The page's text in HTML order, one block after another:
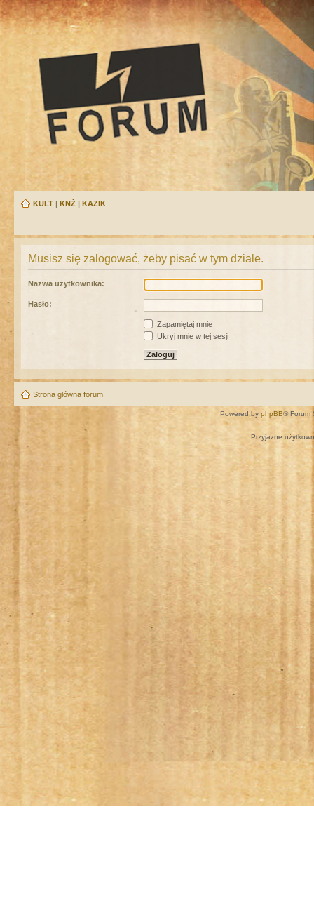
KULT | KNŻ | KAZIK
Musisz się zalogować, żeby pisać w tym dziale.
Nazwa użytkownika:
Hasło:
Zapamiętaj mnie
Ukryj mnie w tej sesji
Strona główna forum
Powered by phpBB® Forum
Przyjazne